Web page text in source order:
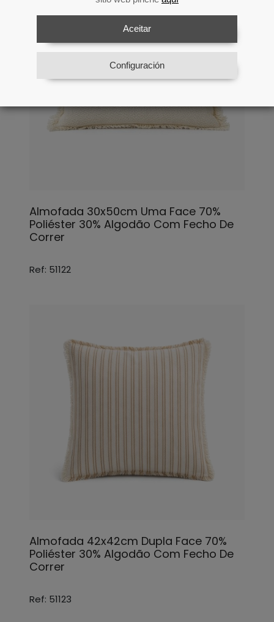
Aceitar
Configuración
Almofada 30x50cm Uma Face 70%
Poliéster 30% Algodão Com Fecho De
Correr
Ref: 51122
Almofada 42x42cm Dupla Face 70%
Poliéster 30% Algodão Com Fecho De
Correr
Ref: 51123